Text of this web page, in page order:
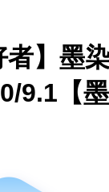
者】墨
9.1【墨